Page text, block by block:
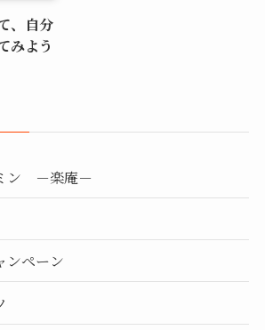
、自分
みよう
ン －楽庵－
ンペーン